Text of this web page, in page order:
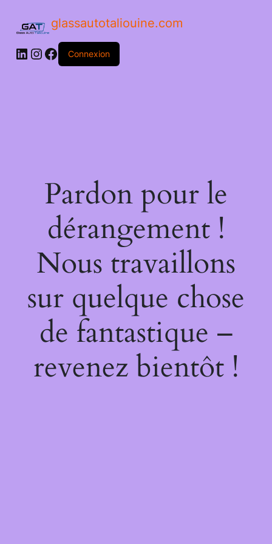
glassautotaliouine.com
Connexion
Pardon pour le
dérangement !
Nous travaillons
sur quelque chose
de fantastique –
revenez bientôt !